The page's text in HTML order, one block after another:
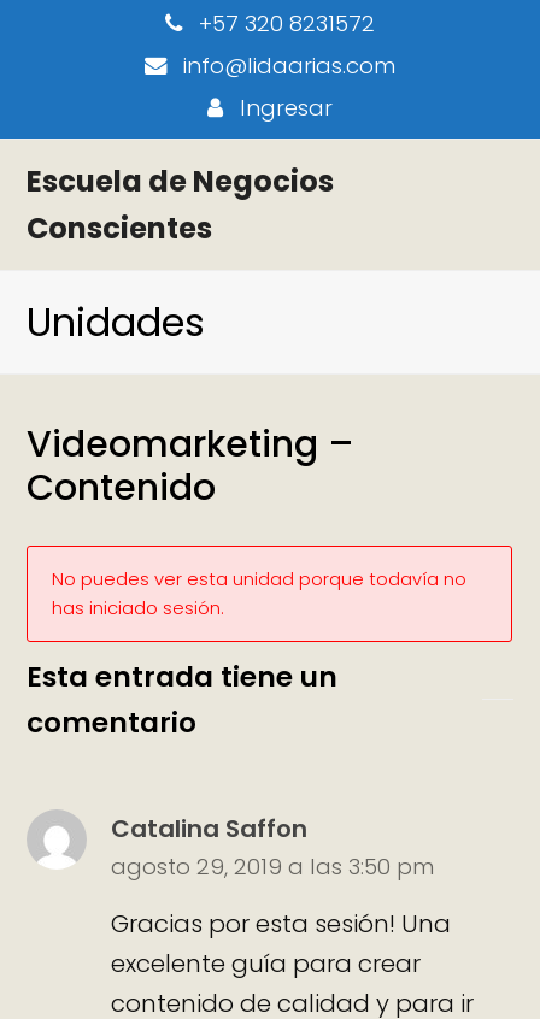
+57 320 8231572
info@lidaarias.com
Ingresar
Escuela de Negocios
Conscientes
Unidades
Videomarketing –
Contenido
No puedes ver esta unidad porque todavía no
has iniciado sesión.
Esta entrada tiene un
comentario
Catalina Saffon
agosto 29, 2019 a las 3:50 pm
Gracias por esta sesión! Una
excelente guía para crear
contenido de calidad y para ir